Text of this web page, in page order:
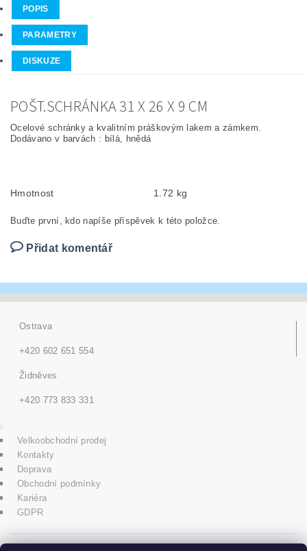
POPIS
PARAMETRY
DISKUZE
POŠT.SCHRÁNKA 31 X 26 X 9 CM
Ocelové schránky a kvalitním práškovým lakem a zámkem.
Dodávano v barvách : bílá, hnědá
Hmotnost 1.72 kg
Buďte první, kdo napíše příspěvek k této položce.
Přidat komentář
Ostrava
+420 602 651 554
Židněves
+420 773 833 331
Velkoobchodní prodej
Kontakty
Doprava
Obchodní podmínky
Kariéra
GDPR